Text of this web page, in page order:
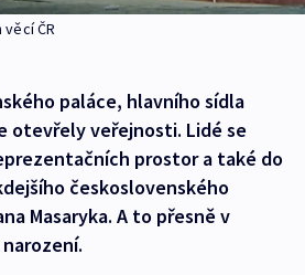
ČR
paláce, hlavního sídla
otevřely veřejnosti. Lidé se
prostor a také do
československého
Masaryka. A to přesně v